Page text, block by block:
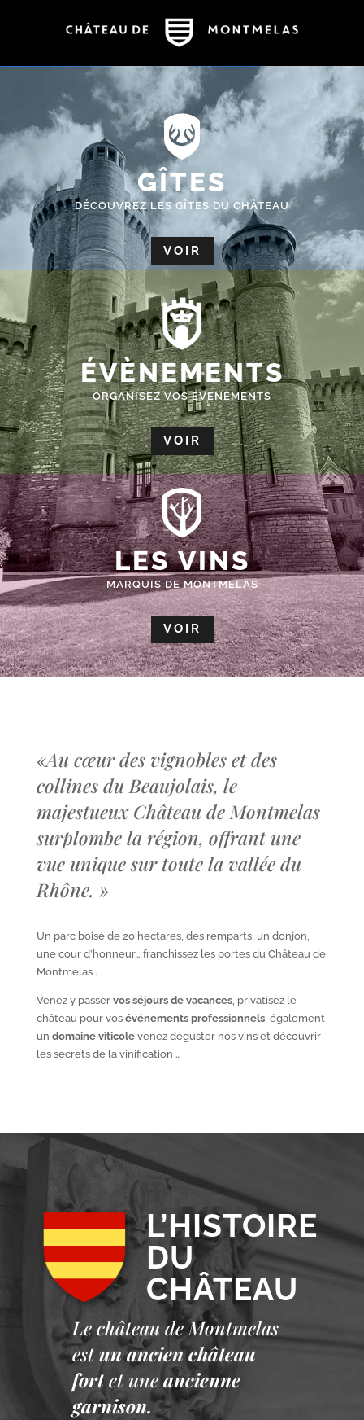
GÎTES
DÉCOUVREZ LES GÎTES DU CHÂTEAU
VOIR
ÉVÈNEMENTS
ORGANISEZ VOS EVENEMENTS
VOIR
LES VINS
MARQUIS DE MONTMELAS
VOIR
«Au cœur des vignobles et des
collines du Beaujolais, le
majestueux Château de Montmelas
surplombe la région, offrant une
vue unique sur toute la vallée du
Rhône. »
Un parc boisé de 20 hectares, des remparts, un donjon,
une cour d’honneur… franchissez les portes du Château de
Montmelas .
Venez y passer vos séjours de vacances, privatisez le
château pour vos événements professionnels, également
un domaine viticolevenez déguster nos vins et découvrir
les secrets de la vinification …
L’HISTOIRE
DU
CHÂTEAU
Le château de Montmelas
est un ancien château
fort et une ancienne
garnison.